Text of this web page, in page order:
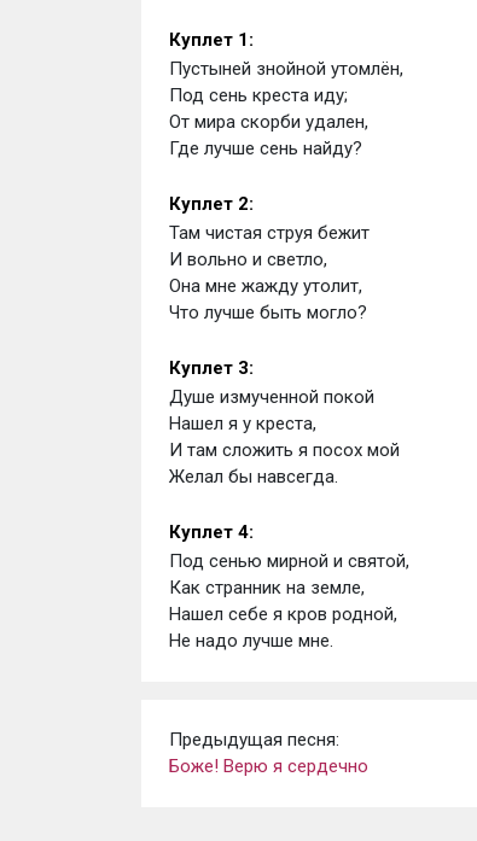
Куплет 1:
Пустыней знойной утомлён,
Под сень креста иду;
От мира скорби удален,
Где лучше сень найду?
Куплет 2:
Там чистая струя бежит
И вольно и светло,
Она мне жажду утолит,
Что лучше быть могло?
Куплет 3:
Душе измученной покой
Нашел я у креста,
И там сложить я посох мой
Желал бы навсегда.
Куплет 4:
Под сенью мирной и святой,
Как странник на земле,
Нашел себе я кров родной,
Не надо лучше мне.
Предыдущая песня:
Боже! Верю я сердечно